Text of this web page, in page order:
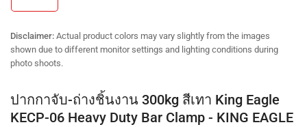
Disclaimer: Actual product colors may vary slightly from the images
shown due to different monitor settings and lighting conditions during
photo shoots.
ปากกาจับ-ถ่างชิ้นงาน 300kg สีเทา King Eagle
KECP-06 Heavy Duty Bar Clamp - KING EAGLE